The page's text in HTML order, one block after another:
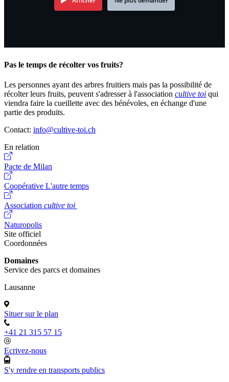
Pas le temps de récolter vos fruits?
Les personnes ayant des arbres fruitiers mais pas la possibilité de
récolter leurs fruits, peuvent s'adresser à l'association cultive toi qui
viendra faire la cueillette avec des bénévoles, en échange d'une
partie des produits.
Contact: info@cultive-toi.ch
En relation
Pacte de Milan
Coopérative L'autre temps
Association cultive toi
Naturopolis
Site officiel
Coordonnées
Domaines
Service des parcs et domaines
Lausanne
Situer sur le plan
+41 21 315 57 15
Ecrivez-nous
S'y rendre en transports publics